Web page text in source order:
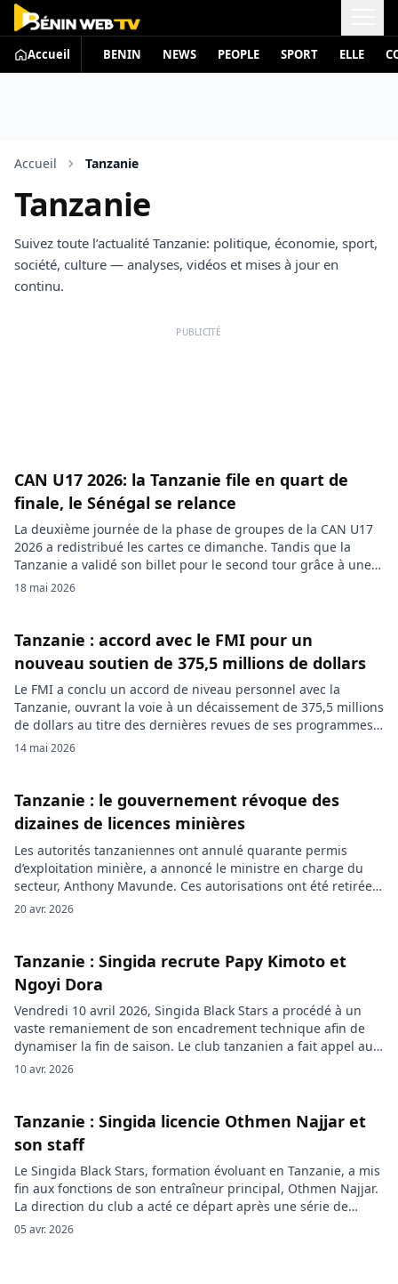
Accueil BENIN NEWS PEOPLE SPORT ELLE
Accueil Tanzanie
Tanzanie
Suivez toute l’actualité Tanzanie: politique, économie, sport,
société, culture — analyses, vidéos et mises à jour en
continu.
PUBLICITÉ
CAN U17 2026: la Tanzanie file en quart de
finale, le Sénégal se relance
La deuxième journée de la phase de groupes de la CAN U17
2026 a redistribué les cartes ce dimanche. Tandis que la
Tanzanie a validé son billet pour le second tour grâce à une
large victoire contre l’Angola, le Sénégal a retrouvé espoir en
18 mai 2026
Tanzanie : accord avec le FMI pour un
nouveau soutien de 375,5 millions de dollars
Le FMI a conclu un accord de niveau personnel avec la
Tanzanie, ouvrant la voie à un décaissement de 375,5 millions
de dollars au titre des dernières revues de ses programmes
en cours. L’institution salue des objectifs globalement
14 mai 2026
Tanzanie : le gouvernement révoque des
dizaines de licences minières
Les autorités tanzaniennes ont annulé quarante permis
d’exploitation minière, a annoncé le ministre en charge du
secteur, Anthony Mavunde. Ces autorisations ont été retirées
au motif que les titulaires n’ont pas mis en valeur les
activité. Ces […]
20 avr. 2026
Tanzanie : Singida recrute Papy Kimoto et
Ngoyi Dora
Vendredi 10 avril 2026, Singida Black Stars a procédé à un
vaste remaniement de son encadrement technique afin de
dynamiser la fin de saison. Le club tanzanien a fait appel au
Congolais Papy Kimoto pour occuper la fonction de manager
10 avr. 2026
Tanzanie : Singida licencie Othmen Najjar et
son staff
Le Singida Black Stars, formation évoluant en Tanzanie, a mis
fin aux fonctions de son entraîneur principal, Othmen Najjar.
La direction du club a acté ce départ après une série de
performances jugées insuffisantes, mettant un terme à une
05 avr. 2026